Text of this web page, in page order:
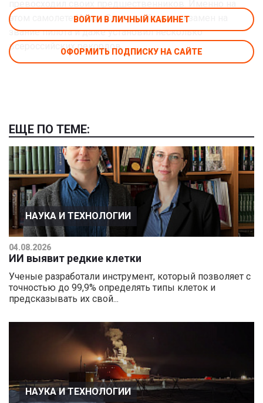
этом самолете Игорь Сикорский сдал экзамен на
звание пилота и даже установил несколько
всероссийских рекордов.
ВОЙТИ В ЛИЧНЫЙ КАБИНЕТ
ОФОРМИТЬ ПОДПИСКУ НА САЙТЕ
ЕЩЕ ПО ТЕМЕ:
НАУКА И ТЕХНОЛОГИИ
04.08.2026
ИИ выявит редкие клетки
Ученые разработали инструмент, который позволяет с
точностью до 99,9% определять типы клеток и
предсказывать их свой...
НАУКА И ТЕХНОЛОГИИ